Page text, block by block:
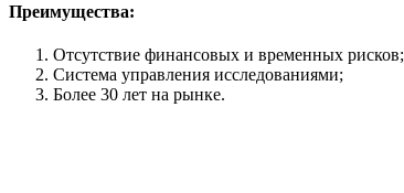
Преимущества:
Отсутствие финансовых и временных рисков;
Система управления исследованиями;
Более 30 лет на рынке.